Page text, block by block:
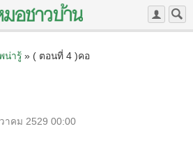
น่ารู้» ( ตอนที่ 4 )คอ
าคม 2529 00:00